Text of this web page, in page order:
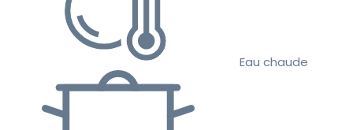
Eau chaude